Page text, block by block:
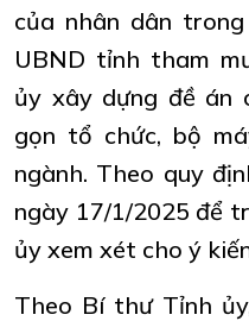
của nhân dân
UBND tỉnh tham
ủy xây dựng đề án
gọn tổ chức, bộ
ngành. Theo quy
ngày 17/1/2025 để
ủy xem xét cho ý
Theo Bí thư Tỉnh